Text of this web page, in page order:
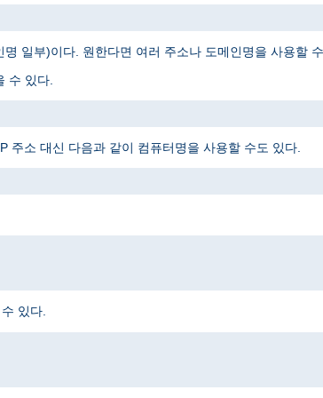
일부)이다. 원한다면 여러 주소나 도메인명을 사용할
수 있다.
주소 대신 다음과 같이 컴퓨터명을 사용할 수도 있다.
있다.